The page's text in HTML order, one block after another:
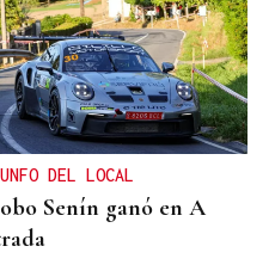
DEL LOCAL
Senín ganó en A